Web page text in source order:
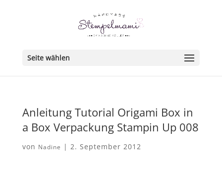
Seite wählen
Anleitung Tutorial Origami Box in
a Box Verpackung Stampin Up 008
von Nadine | 2. September 2012